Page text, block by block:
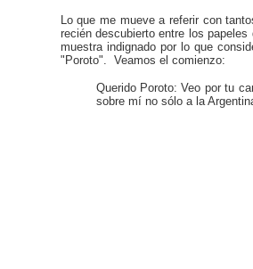
Lo que me mueve a referir con
recién descubierto entre los
muestra indignado por lo que
"Poroto". Veamos el comienzo:
Querido Poroto: Veo por tu
sobre mí no sólo a la